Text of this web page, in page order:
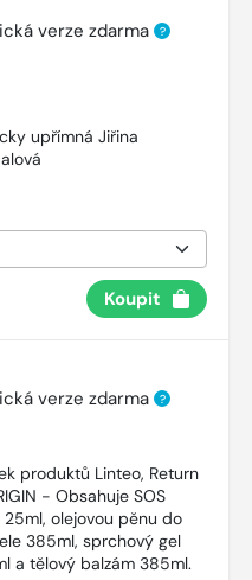
verze zdarma ?
upřímná Jiřina
Koupit
verze zdarma ?
produktů Linteo, Return
- Obsahuje SOS
25ml, olejovou pěnu do
385ml, sprchový gel
a tělový balzám 385ml.